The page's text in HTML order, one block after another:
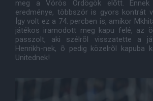
meg a Vörös Ördögök elõtt.
eredménye, többször is gyors kontrát
Így volt ez a 74. percben is, amikor
játékos iramodott meg kapu felé, az
passzolt, aki szélrõl visszatette a
Henrikh-nek, õ pedig közelrõl kapuba
Unitednek!